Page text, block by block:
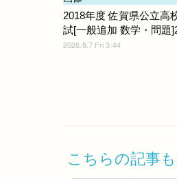
2018年度 佐賀県公立高
試[一般追加 数学・問題
2026.8.7 Fri 3:44
こちらの記事